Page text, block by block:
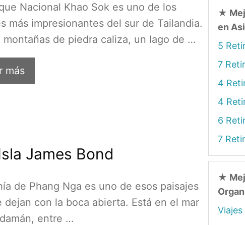
Nacional Khao Sok es uno de los
más impresionantes del sur de Tailandia.
montañas de piedra caliza, un lago de …
más
James Bond
de Phang Nga es uno de esos paisajes
dejan con la boca abierta. Está en el mar
entre …
★
en
5
7
4
4
6
7
★
Viajes